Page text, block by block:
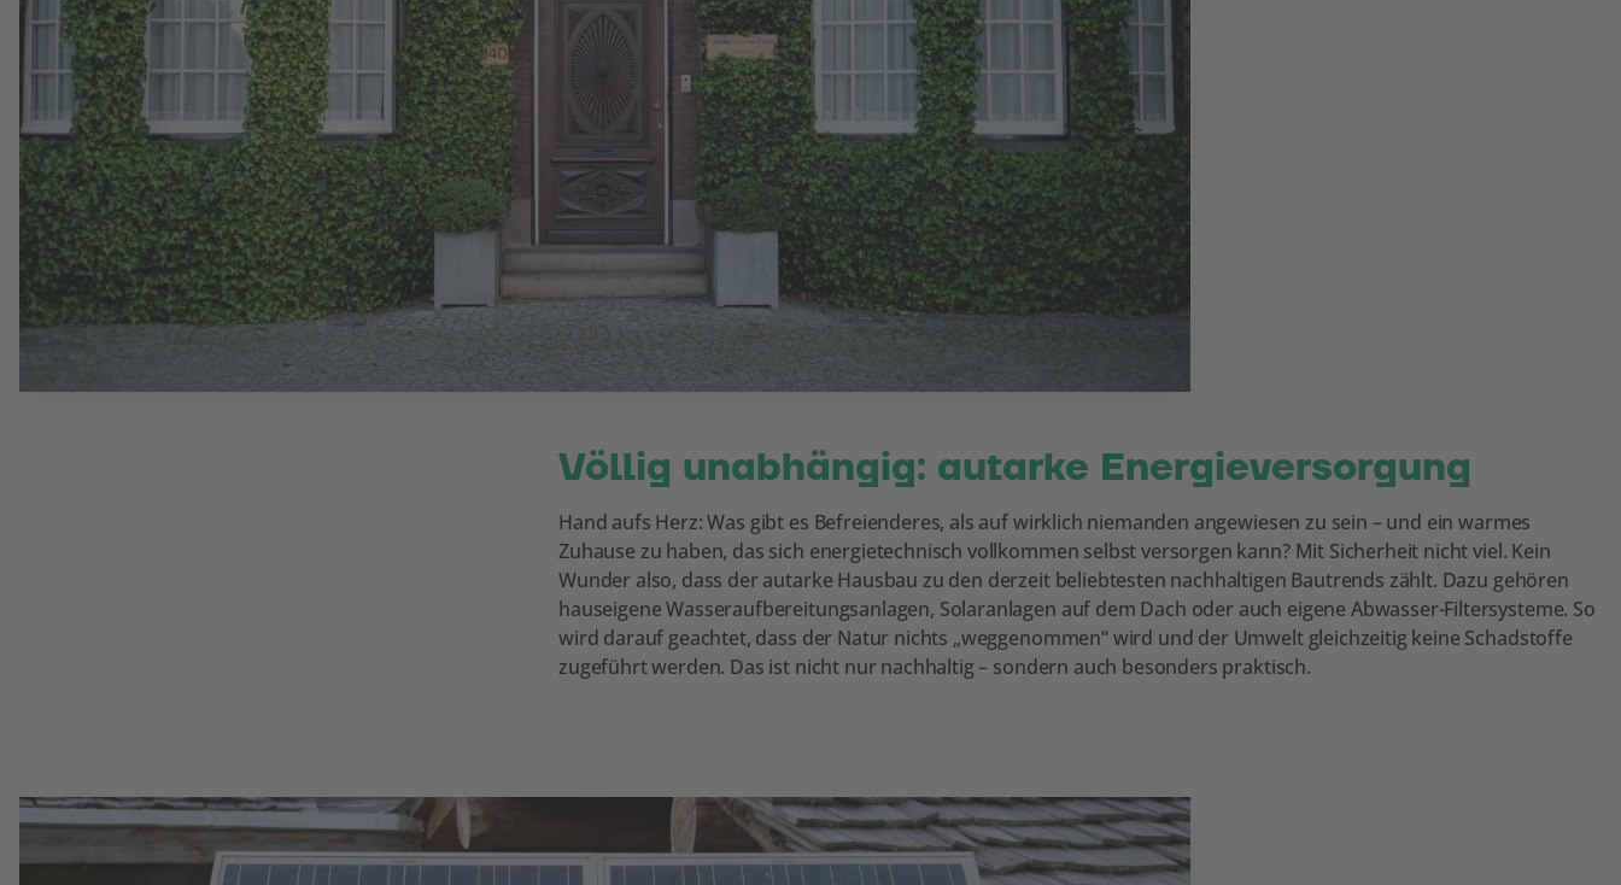
Völlig unabhängig: autarke Energieversorgung
Hand aufs Herz: Was gibt es Befreienderes, als auf wirklich niemanden angewiesen zu sein – und ein warmes
Zuhause zu haben, das sich energietechnisch vollkommen selbst versorgen kann? Mit Sicherheit nicht viel. Kein
Wunder also, dass der autarke Hausbau zu den derzeit beliebtesten nachhaltigen Bautrends zählt. Dazu gehören
hauseigene Wasseraufbereitungsanlagen, Solaranlagen auf dem Dach oder auch eigene Abwasser-Filtersysteme. So
wird darauf geachtet, dass der Natur nichts „weggenommen“ wird und der Umwelt gleichzeitig keine Schadstoffe
zugeführt werden. Das ist nicht nur nachhaltig – sondern auch besonders praktisch.